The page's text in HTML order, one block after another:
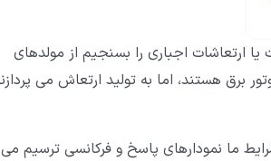
ارتعاشات اجباری را بسنجیم از مولدهای
برق هستند، اما به تولید ارتعاش می
ما نمودارهای پاسخ و فرکانسی ترسیم می